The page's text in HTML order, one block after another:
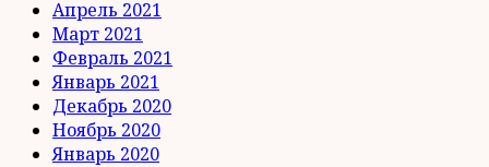
Апрель 2021
Март 2021
Февраль 2021
Январь 2021
Декабрь 2020
Ноябрь 2020
Январь 2020